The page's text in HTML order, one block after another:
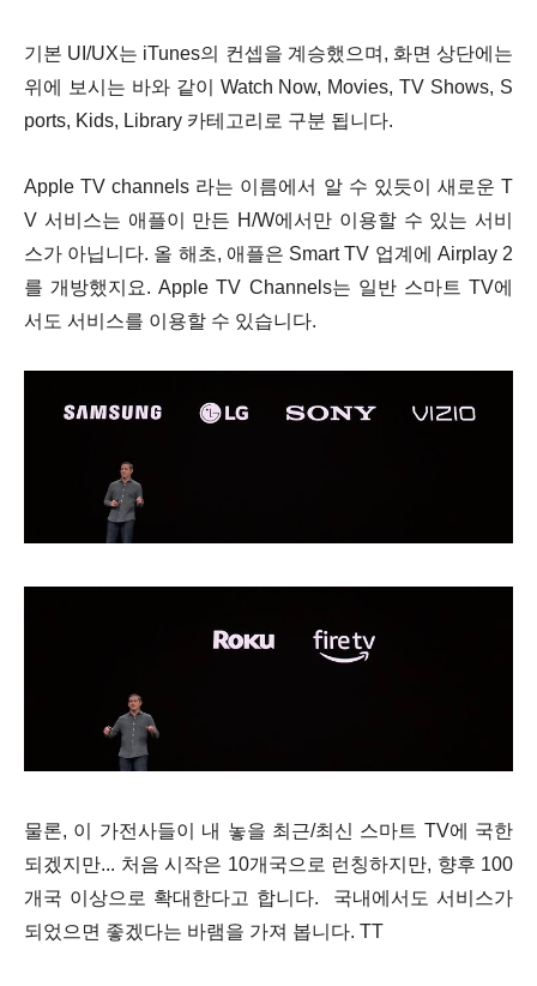
기본 UI/UX는 iTunes의 컨셉을 계승했으며, 화면 상단에는
위에 보시는 바와 같이 Watch Now, Movies, TV Shows, S
ports, Kids, Library 카테고리로 구분 됩니다.
Apple TV channels 라는 이름에서 알 수 있듯이 새로운 T
V 서비스는 애플이 만든 H/W에서만 이용할 수 있는 서비
스가 아닙니다. 올 해초, 애플은 Smart TV 업계에 Airplay 2
를 개방했지요. Apple TV Channels는 일반 스마트 TV에
서도 서비스를 이용할 수 있습니다.
물론, 이 가전사들이 내 놓을 최근/최신 스마트 TV에 국한
되겠지만... 처음 시작은 10개국으로 런칭하지만, 향후 100
개국 이상으로 확대한다고 합니다. 국내에서도 서비스가
되었으면 좋겠다는 바램을 가져 봅니다. TT